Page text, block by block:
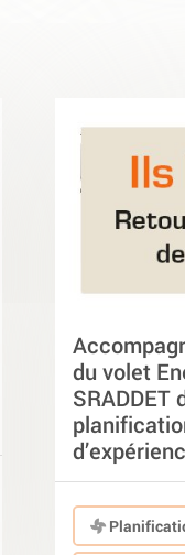
du volet
SRADDET